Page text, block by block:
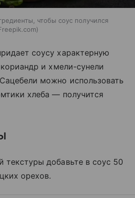
чтобы соус получился
соусу характерную
и хмели-сунели
можно использовать
хлеба — получится
текстуры добавьте в соус 50
орехов.